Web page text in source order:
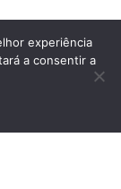
experiência
a consentir a